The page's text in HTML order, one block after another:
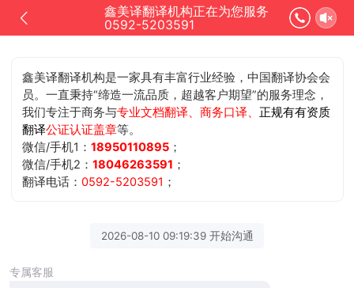
鑫美译翻译机构正在为您服务
0592-5203591
鑫美译翻译机构是一家具有丰富行业经验，中国翻译协会会
员。一直秉持“缔造一流品质，超越客户期望”的服务理念，
我们专注于商务与专业文档翻译、商务口译、 正规有有资质
翻译公证认证盖章等。
微信/手机1：18950110895 ；
微信/手机2：18046263591 ；
翻译电话：0592-5203591 ；
2026-08-10 09:19:39 开始沟通
专属客服